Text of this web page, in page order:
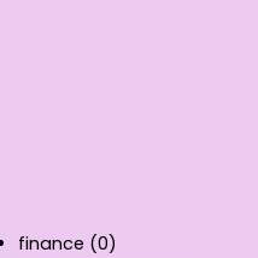
finance (0)